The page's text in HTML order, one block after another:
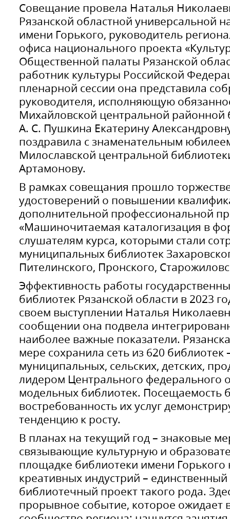
Совещание провела Наталья
Рязанской областной универсальной
имени Горького, руководитель
офиса национального проекта
Общественной палаты Рязанской
работник культуры Российской
пленарной сессии она представила
руководителя, исполняющую
Михайловской центральной районной
А. С. Пушкина Екатерину
поздравила с знаменательным
Милославской центральной
Артамонову.
В рамках совещания прошло
удостоверений о повышении
дополнительной профессиональной
«Машиночитаемая каталогизация в
слушателям курса, которыми стали
муниципальных библиотек
Пителинского, Пронского,
Эффективность работы
библиотек Рязанской области в 2023
своем выступлении Наталья
сообщении она подвела
наиболее важные показатели.
мере сохранила сеть из 620 библиотек
муниципальных, сельских, детских,
лидером Центрального федерального
модельных библиотек. Посещаемость
востребованность их услуг
тенденцию к росту.
В планах на текущий год – знаковые
связывающие культурную и
площадке библиотеки имени
креативных индустрий – единственный
библиотечный проект такого рода.
прорывное событие, которое ожидает